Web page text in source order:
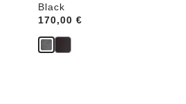
Black
Price:
170,00 €